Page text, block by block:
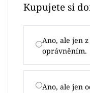
Kupujete si
Ano, ale jen
oprávněním.
Ano, ale jen